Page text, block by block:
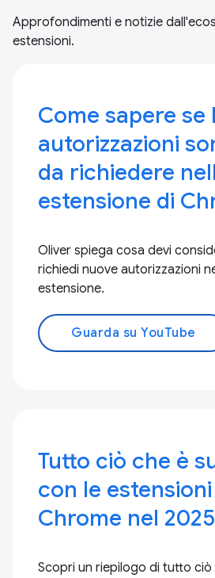
Approfondimenti e notizie
estensioni.
Come sapere se
autorizzazioni
da richiedere
estensione di
Oliver spiega cosa devi
richiedi nuove autorizzazioni
estensione.
Guarda su YouTube
Tutto ciò che è
con le
Chrome nel 2025
Scopri un riepilogo di tutto ciò